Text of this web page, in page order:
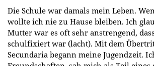
Die Schule war damals mein Leben.
wollte ich nie zu Hause bleiben. Ich
Mutter war es oft sehr anstrengend,
schulfixiert war (lacht). Mit dem
Secundaria begann meine Jugendzeit.